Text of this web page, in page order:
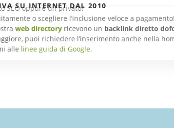
SU INTERNET DAL 2010
SEO oppure un privato?
o scegliere l’inclusione veloce a pagamento!
web directoryricevono un backlink diretto
puoi richiedere l’inserimento anche nella
alle linee guida di Google.